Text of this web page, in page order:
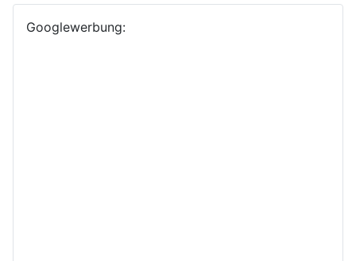
Googlewerbung: